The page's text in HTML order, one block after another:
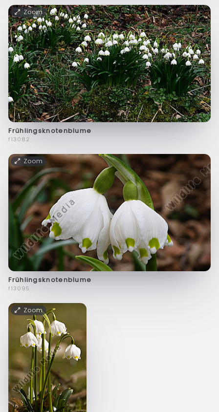
Zoom
Frühlingsknotenblume
f13082
Zoom
Frühlingsknotenblume
f13095
Zoom